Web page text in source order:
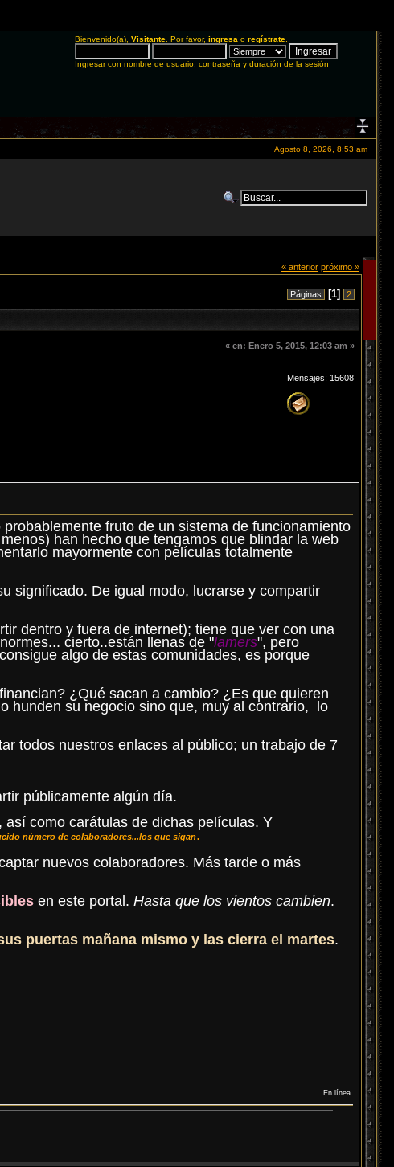
Bienvenido(a), Visitante . Por favor, ingresa o regístrate
Ingresar con nombre de usuario, contraseña y duración de la sesión
Agosto 8, 2026, 8:53 am
« anterior próximo »
Páginas [1] 2
« en: Enero 5, 2015, 12:03 am »
Mensajes: 15608
fruto de un sistema de funcionamiento
han hecho que tengamos que blindar la web
mayormente con películas totalmente
significado. De igual modo, lucrarse y compartir
dentro y fuera de internet); tiene que ver con una
cierto..están llenas de "lamers", pero
algo de estas comunidades, es porque
¿Qué sacan a cambio? ¿Es que quieren
hunden su negocio sino que, muy al contrario, lo
todos nuestros enlaces al público; un trabajo de 7
públicamente algún día.
como carátulas de dichas películas. Y
número de colaboradores...los que sigan.
nuevos colaboradores. Más tarde o más
en este portal. Hasta que los vientos cambien.
puertas mañana mismo y las cierra el martes.
En línea